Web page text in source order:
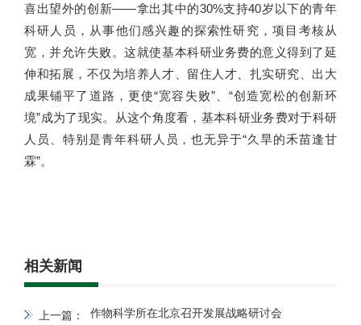
喜出望外的创新——拿出其中的30%支持40岁以下的青年
科研人员，从事他们感兴趣的探索性研究，项目考核从
宽，并允许失败。这就使基本科研业务费的意义得到了延
伸和拓展，不仅为培养人才、留住人才、扎实研究、出大
成果铺平了道路，更使“宽容失败”、“创造宽松的创新环
境”成为了现实。从这个角度看，基本科研业务费对于科研
人员、特别是青年科研人员，也无异于“久旱的禾苗逢甘
霖”。
相关新闻
上一篇： 作物科学所在北京召开发展战略研讨会